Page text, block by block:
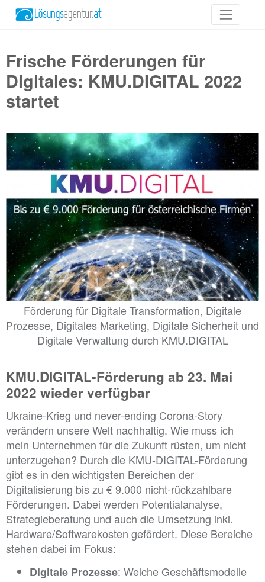
Frische Förderungen für
Digitales: KMU.DIGITAL 2022
startet
Förderung für Digitale Transformation, Digitale
Prozesse, Digitales Marketing, Digitale Sicherheit und
Digitale Verwaltung durch KMU.DIGITAL
KMU.DIGITAL-Förderung ab 23. Mai
2022 wieder verfügbar
Ukraine-Krieg und never-ending Corona-Story
verändern unsere Welt nachhaltig. Wie muss ich
mein Unternehmen für die Zukunft rüsten, um nicht
unterzugehen? Durch die KMU-DIGITAL-Förderung
gibt es in den wichtigsten Bereichen der
Digitalisierung bis zu € 9.000 nicht-rückzahlbare
Förderungen. Dabei werden Potentialanalyse,
Strategieberatung und auch die Umsetzung inkl.
Hardware/Softwarekosten gefördert. Diese Bereiche
stehen dabei im Fokus:
Digitale Prozesse: Welche Geschäftsmodelle